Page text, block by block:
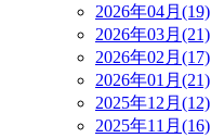
2026年04月(19)
2026年03月(21)
2026年02月(17)
2026年01月(21)
2025年12月(12)
2025年11月(16)